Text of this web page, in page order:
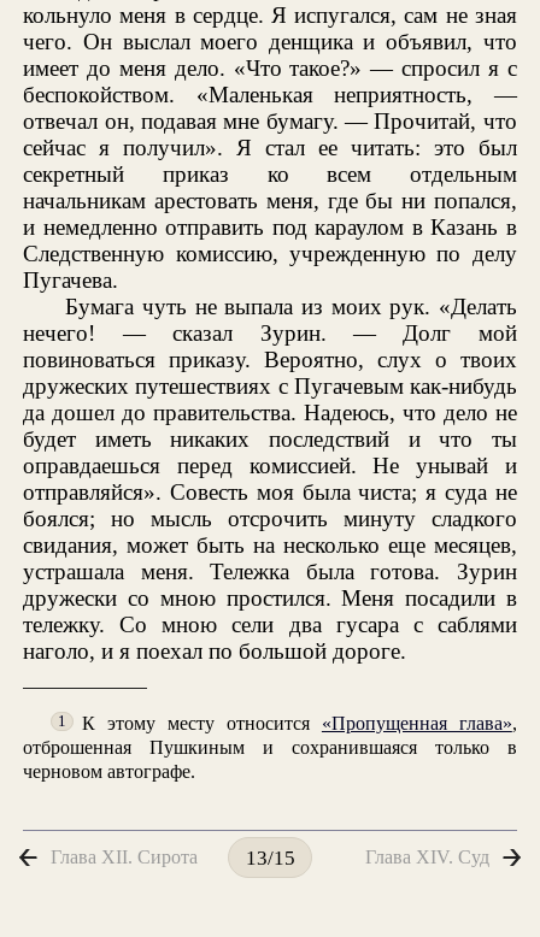
кольнуло меня в сердце. Я испугался, сам не зная
чего. Он выслал моего денщика и объявил, что
имеет до меня дело. «Что такое?» — спросил я с
беспокойством. «Маленькая неприятность, —
отвечал он, подавая мне бумагу. — Прочитай, что
сейчас я получил». Я стал ее читать: это был
секретный приказ ко всем отдельным
начальникам арестовать меня, где бы ни попался,
и немедленно отправить под караулом в Казань в
Следственную комиссию, учрежденную по делу
Пугачева.
Бумага чуть не выпала из моих рук. «Делать
нечего! — сказал Зурин. — Долг мой
повиноваться приказу. Вероятно, слух о твоих
дружеских путешествиях с Пугачевым как-нибудь
да дошел до правительства. Надеюсь, что дело не
будет иметь никаких последствий и что ты
оправдаешься перед комиссией. Не унывай и
отправляйся». Совесть моя была чиста; я суда не
боялся; но мысль отсрочить минуту сладкого
свидания, может быть на несколько еще месяцев,
устрашала меня. Тележка была готова. Зурин
дружески со мною простился. Меня посадили в
тележку. Со мною сели два гусара с саблями
наголо, и я поехал по большой дороге.
1 К этому месту относится «Пропущенная глава»,
отброшенная Пушкиным и сохранившаяся только в
черновом автографе.
Глава XII. Сирота 13/15 Глава XIV. Суд